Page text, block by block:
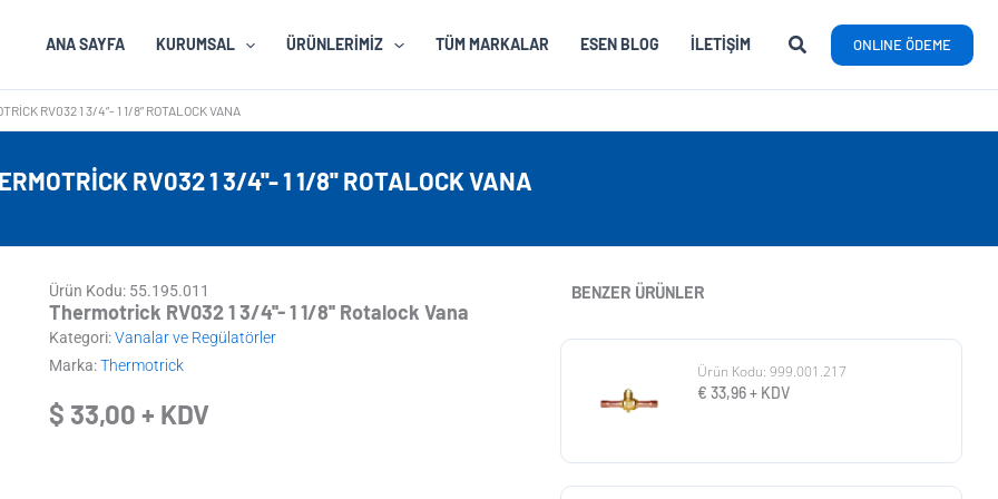
ANA SAYFA KURUMSAL ÜRÜNLERIMIZ TÜM MARKALAR ESEN BLOG İLETIŞIM ONLINE ÖDEME
RV032 1 3/4”- 1 1/8” ROTALOCK VANA
RV032 1 3/4''- 1 1/8'' ROTALOCK VANA
Ürün Kodu: 55.195.011
Thermotrick RV032 1 3/4''- 1 1/8'' Rotalock Vana
Kategori:Vanalar ve Regülatörler
Marka:Thermotrick
$ 33,00 + KDV
BENZER ÜRÜNLER
Ürün Kodu: 999.001.217
€ 33,96+ KDV